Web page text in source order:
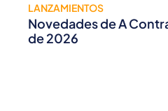
LANZAMIENTOS
Novedades de A
de 2026